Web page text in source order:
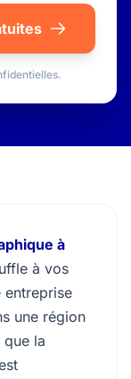
à
à vos
une région
la